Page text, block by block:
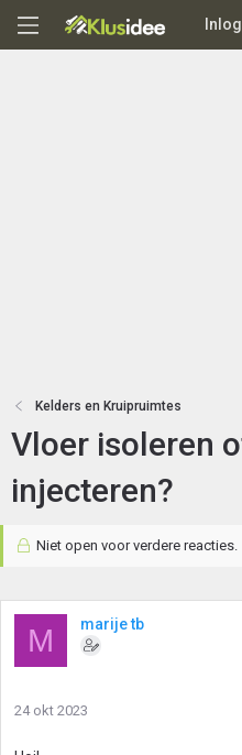
Kelders en Kruipruimtes
Vloer isoleren
injecteren?
Niet open voor verdere reacties.
M marije tb
24 okt 2023